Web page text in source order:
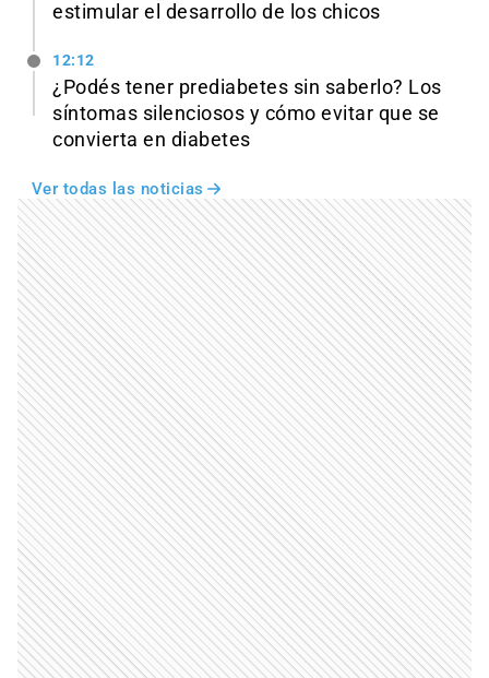
estimular el desarrollo de los chicos
12:12
¿Podés tener prediabetes sin saberlo? Los
síntomas silenciosos y cómo evitar que se
convierta en diabetes
Ver todas las noticias